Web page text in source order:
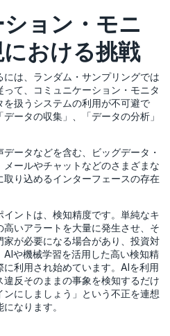
ョン・モニ
おける挑戦
は、ランダム・サンプリングでは
て、コミュニケーション・モニタ
を扱うシステムの利用が不可避で
ータの収集」、「データの分析」
ータなどを含む、ビッグデータ・
ールやチャットなどのさまざまな
り込めるインターフェースの存在
ントは、検知精度です。単純なキ
いアラートを大量に発生させ、そ
が必要になる場合があり、投資対
や機械学習を活用した高い検知精
利用され始めています。AIを利用
反そのままの事象を検知するだけ
にしましょう」という不正を連想
なります。